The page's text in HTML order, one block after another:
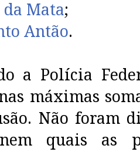
da Mata;
Antão.
a Polícia
máximas
Não foram
quais as